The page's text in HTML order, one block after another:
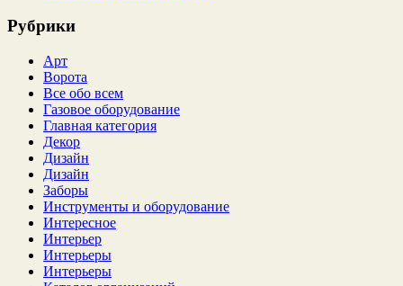
Рубрики
Арт
Ворота
Все обо всем
Газовое оборудование
Главная категория
Декор
Дизайн
Дизайн
Заборы
Инструменты и оборудование
Интересное
Интерьер
Интерьеры
Интерьеры